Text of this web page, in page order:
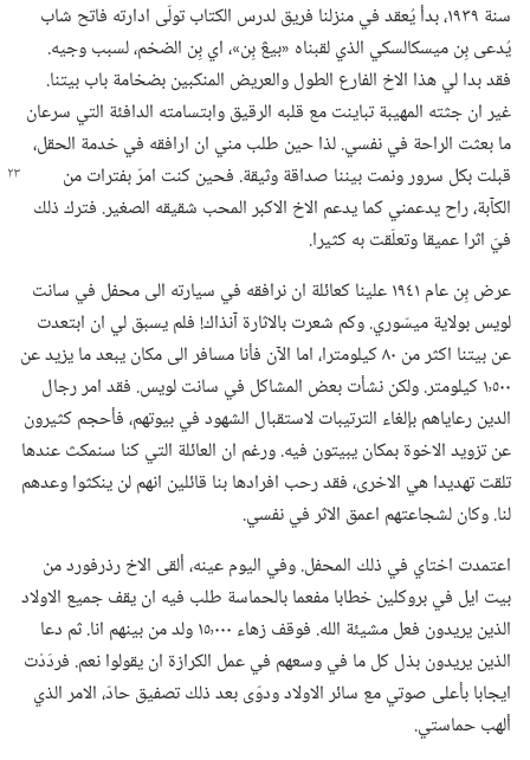
سنة ١٩٣٩،‏ بدأ يُعقد في منزلنا فريق لدرس الكتاب تولّى ادارته فاتح شاب
يُدعى بِن ميسكالسكي الذي لقبناه «بيڠ بِن»،‏ اي بِن الضخم،‏ لسبب وجيه.‏
فقد بدا لي هذا الاخ الفارع الطول والعريض المنكبين بضخامة باب بيتنا.‏
غير ان جثته المهيبة تباينت مع قلبه الرقيق وابتسامته الدافئة التي سرعان
ما بعثت الراحة في نفسي.‏ لذا حين طلب مني ان ارافقه في خدمة الحقل،‏
قبلت بكل سرور ونمت بيننا صداقة وثيقة.‏ فحين كنت امرّبفترات من
الكآبة،‏ راح يدعمني كما يدعم الاخ الاكبر المحب شقيقه الصغير.‏ فترك ذلك
فيّ اثرا عميقا وتعلّقت به كثيرا.‏
عرض بِن عام ١٩٤١ علينا كعائلة ان نرافقه في سيارته الى محفل في سانت
لويس بولاية ميسّوري.‏ وكم شعرت بالاثارة آنذاك!‏ فلم يسبق لي ان ابتعدت
عن بيتنا اكثر من ٨٠ كيلومترا،‏ اما الآن فأنا مسافر الى مكان يبعد ما يزيد عن
١٬٥٠٠ كيلومتر.‏ ولكن نشأت بعض المشاكل في سانت لويس.‏ فقد امر رجال
الدين رعاياهم بإلغاء الترتيبات لاستقبال الشهود في بيوتهم،‏ فأحجم كثيرون
عن تزويد الاخوة بمكان يبيتون فيه.‏ ورغم ان العائلة التي كنا سنمكث عندها
تلقت تهديدا هي الاخرى،‏ فقد رحب افرادها بنا قائلين انهم لن ينكثوا وعدهم
لنا.‏ وكان لشجاعتهم اعمق الاثر في نفسي.‏
اعتمدت اختاي في ذلك المحفل.‏ وفي اليوم عينه،‏ ألقى الاخ رذرفورد من
بيت ايل في بروكلين خطابا مفعما بالحماسة طلب فيه ان يقف جميع الاولاد
الذين يريدون فعل مشيئة الله.‏ فوقف زهاء ١٥٬٠٠٠ ولد من بينهم انا.‏ ثم دعا
الذين يريدون بذل كل ما في وسعهم في عمل الكرازة ان يقولوا نعم.‏ فردَدْت
ايجابا بأعلى صوتي مع سائر الاولاد ودوّى بعد ذلك تصفيق حادّ،‏ الامر الذي
ألهب حماستي.‏